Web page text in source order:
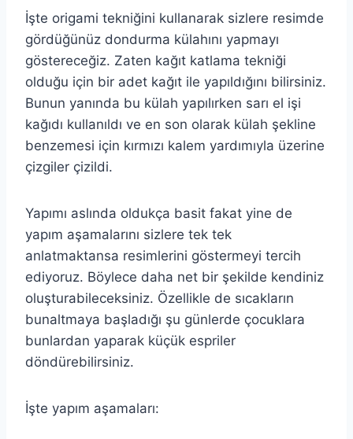
İşte origami tekniğini kullanarak sizlere resimde
gördüğünüz dondurma külahını yapmayı
göstereceğiz. Zaten kağıt katlama tekniği
olduğu için bir adet kağıt ile yapıldığını bilirsiniz.
Bunun yanında bu külah yapılırken sarı el işi
kağıdı kullanıldı ve en son olarak külah şekline
benzemesi için kırmızı kalem yardımıyla üzerine
çizgiler çizildi.
Yapımı aslında oldukça basit fakat yine de
yapım aşamalarını sizlere tek tek
anlatmaktansa resimlerini göstermeyi tercih
ediyoruz. Böylece daha net bir şekilde kendiniz
oluşturabileceksiniz. Özellikle de sıcakların
bunaltmaya başladığı şu günlerde çocuklara
bunlardan yaparak küçük espriler
döndürebilirsiniz.
İşte yapım aşamaları: